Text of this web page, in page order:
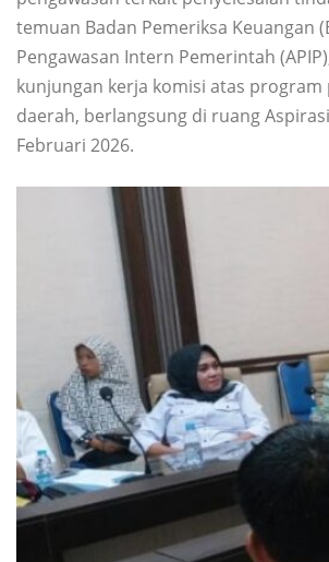
temuan Badan Pemeriksa Keuangan
Pengawasan Intern Pemerintah
kunjungan kerja komisi atas
daerah, berlangsung di ruang
Februari 2026.